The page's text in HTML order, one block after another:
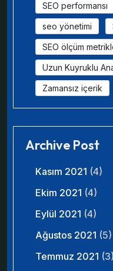
SEO performansı
seo yönetimi
SEO ölçüm
Uzun Kuyruklu
Zamansız içerik
Archive Post
Kasım 2021 (4)
Ekim 2021 (4)
Eylül 2021 (4)
Ağustos 2021 (5)
Temmuz 2021 (3)